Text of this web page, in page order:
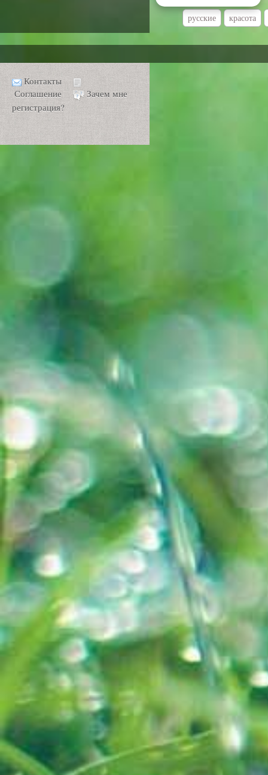
русские красота
Контакты
Соглашение
Зачем мне
регистрация?